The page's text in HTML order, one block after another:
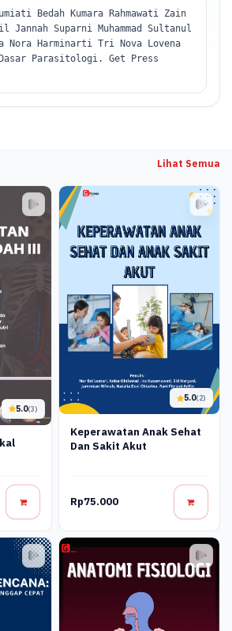
Bedah Kumara Rahmawati Zain
Suparni Muhammad Sultanul
Nora Harminarti Tri Nova Lovena
Parasitologi. Get Press
Lihat Semua
5.0(3)
5.0(2)
Keperawatan Anak Sehat
Dan Sakit Akut
Rp75.000